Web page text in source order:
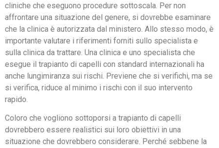
cliniche che eseguono procedure sottoscala. Per non
affrontare una situazione del genere, si dovrebbe esaminare
che la clinica è autorizzata dal ministero. Allo stesso modo, è
importante valutare i riferimenti forniti sullo specialista e
sulla clinica da trattare. Una clinica e uno specialista che
esegue il trapianto di capelli con standard internazionali ha
anche lungimiranza sui rischi. Previene che si verifichi, ma se
si verifica, riduce al minimo i rischi con il suo intervento
rapido.
Coloro che vogliono sottoporsi a trapianto di capelli
dovrebbero essere realistici sui loro obiettivi in una
situazione che dovrebbero considerare. Perché sebbene la